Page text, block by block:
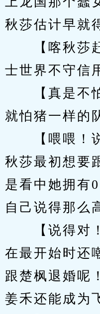
秋莎估计早就
【喀秋莎赶
士世界不守信
【真是不怕
就怕猪一样的
【喂喂！说
秋莎最初想要
是看中她拥有
自己说得那么
【说得对！
在最开始时还
跟楚枫退婚呢
姜禾还能成为